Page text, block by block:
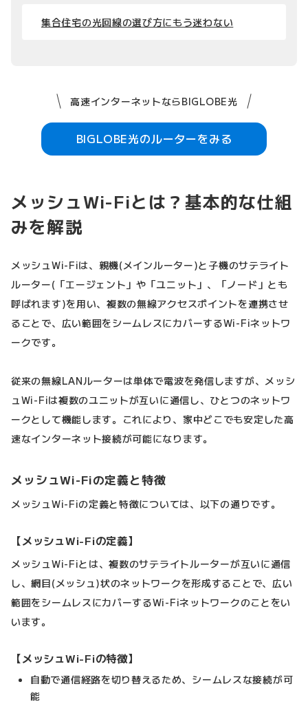
集合住宅の光回線の選び方にもう迷わない
高速インターネットならBIGLOBE光
BIGLOBE光のルーターをみる
メッシュWi-Fiとは？基本的な仕組
みを解説
メッシュWi-Fiは、親機(メインルーター)と子機のサテライト
ルーター(「エージェント」や「ユニット」、「ノード」とも
呼ばれます)を用い、複数の無線アクセスポイントを連携させ
ることで、広い範囲をシームレスにカバーするWi-Fiネットワ
ークです。
従来の無線LANルーターは単体で電波を発信しますが、メッシ
ュWi-Fiは複数のユニットが互いに通信し、ひとつのネットワ
ークとして機能します。これにより、家中どこでも安定した高
速なインターネット接続が可能になります。
メッシュWi-Fiの定義と特徴
メッシュWi-Fiの定義と特徴については、以下の通りです。
【メッシュWi-Fiの定義】
メッシュWi-Fiとは、複数のサテライトルーターが互いに通信
し、網目(メッシュ)状のネットワークを形成することで、広い
範囲をシームレスにカバーするWi-Fiネットワークのことをい
います。
【メッシュWi-Fiの特徴】
自動で通信経路を切り替えるため、シームレスな接続が可
能